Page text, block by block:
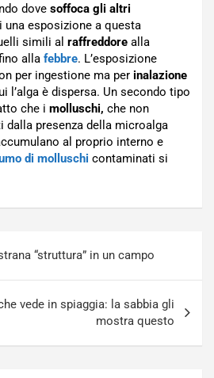
dove soffoca gli altri
una esposizione a questa
simili al raffreddore alla
alla febbre. L’esposizione
per ingestione ma per inalazione
l’alga è dispersa. Un secondo tipo
che i molluschi, che non
dalla presenza della microalga
al proprio interno e
di molluschi contaminati si
“struttura” in un campo
vede in spiaggia: la sabbia gli
mostra questo